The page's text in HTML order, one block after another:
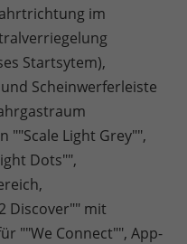
im
Startsytem),
Scheinwerferleiste
""Scale Light Grey"",
Dots"",
Discover"" mit
""We Connect"", App-